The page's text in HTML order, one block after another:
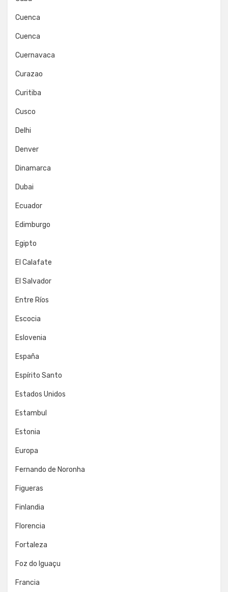
Cuenca
Cuenca
Cuernavaca
Curazao
Curitiba
Cusco
Delhi
Denver
Dinamarca
Dubai
Ecuador
Edimburgo
Egipto
El Calafate
El Salvador
Entre Ríos
Escocia
Eslovenia
España
Espírito Santo
Estados Unidos
Estambul
Estonia
Europa
Fernando de Noronha
Figueras
Finlandia
Florencia
Fortaleza
Foz do Iguaçu
Francia